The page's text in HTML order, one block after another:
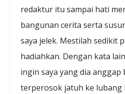
redaktur itu sampai hati
bangunan cerita serta
saya jelek. Mestilah sedikit
hadiahkan. Dengan kata
ingin saya yang dia
terperosok jatuh ke lubang